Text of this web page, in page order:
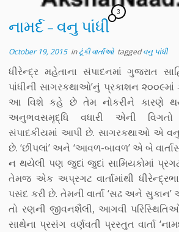
નામર્દ – વનુ પાંધી
3
October 19, 2015inટૂંકી વાર્તાઓ taggedવનુ પાંધી
ધીરેન્દ્ર મહેતાના સંપાદનમાં ગુજરાત
પાંધીની સાગરકથાઓ’નું પ્રકાશન ૨૦૦૯માં
આ વિશે કહે છે તેમ નોકરીને કારણે
અનુભવસમૃદ્ધિ વધારી એની
સંપાદકીયમાં આપી છે. સાગરકથાઓ એ
છે. ‘છીપલાં’ અને ‘આવળ-બાવળ’ એ બે
ન થયેલી પણ જુદાં જુદાં સામિયકોમાં
તેમજ એક અપ્રગટ વાર્તામાંથી
પસંદ કરી છે. તેમની વાર્તા ‘સઢ અને
તો રણની જીવનશૈલી, આગવી
સાથેના પ્રસંગ વર્ણવતી પ્રસ્તુત વાર્તા